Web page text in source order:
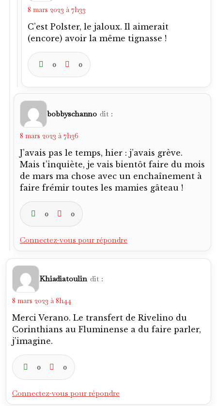
8 mars 2023 à 7h33
C’est Polster, le jaloux. Il aimerait
(encore) avoir la même tignasse !
0 0
bobbyschanno dit :
8 mars 2023 à 7h36
J’avais pas le temps, hier : j’avais grève.
Mais t’inquiète, je vais bientôt faire du mois
de mars ma chose avec un enchaînement à
faire frémir toutes les mamies gâteau !
0 0
Connectez-vous pour répondre
Khiadiatoulin dit :
8 mars 2023 à 8h44
Merci Verano. Le transfert de Rivelino du
Corinthians au Fluminense a du faire parler,
j’imagine.
0 0
Connectez-vous pour répondre